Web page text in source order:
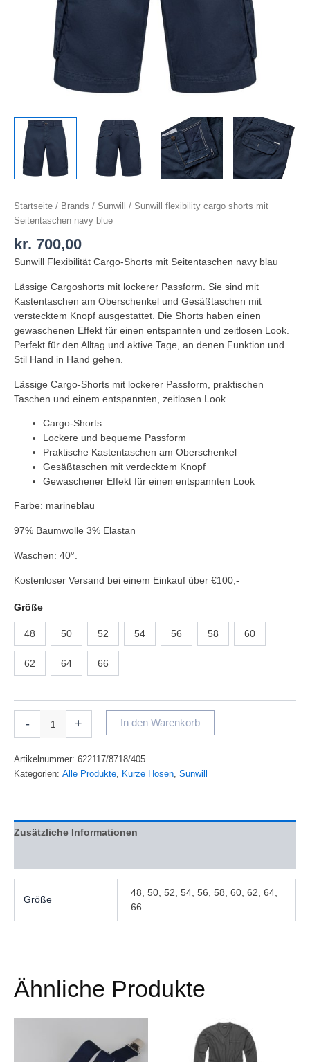
Startseite / Brands / Sunwill
/ Sunwill flexibility cargo shorts mit
Seitentaschen navy blue
kr. 700,00
Sunwill Flexibilität Cargo-Shorts mit Seitentaschen navy blau
Lässige Cargoshorts mit lockerer Passform. Sie sind mit
Kastentaschen am Oberschenkel und Gesäßtaschen mit
verstecktem Knopf ausgestattet. Die Shorts haben einen
gewaschenen Effekt für einen entspannten und zeitlosen Look.
Perfekt für den Alltag und aktive Tage, an denen Funktion und
Stil Hand in Hand gehen.
Lässige Cargo-Shorts mit lockerer Passform, praktischen
Taschen und einem entspannten, zeitlosen Look.
Cargo-Shorts
Lockere und bequeme Passform
Praktische Kastentaschen am Oberschenkel
Gesäßtaschen mit verdecktem Knopf
Gewaschener Effekt für einen entspannten Look
Farbe: marineblau
97% Baumwolle 3% Elastan
Waschen: 40°.
Kostenloser Versand bei einem Einkauf über €100,-
Größe
48 50 52 54 56 58 60
62 64 66
- + In den Warenkorb
Artikelnummer: 622117/8718/405
Kategorien: Alle Produkte, Kurze Hosen, Sunwill
Zusätzliche Informationen
Größe
48, 50, 52, 54, 56, 58, 60, 62, 64,
66
Ähnliche Produkte
Produkt
weist